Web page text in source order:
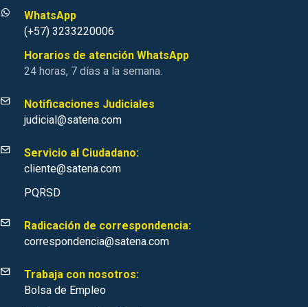
WhatsApp
(+57) 3233220006
Horarios de atención WhatsApp
24 horas, 7 días a la semana.
Notificaciones Judiciales
judicial@satena.com
Servicio al Ciudadano:
cliente@satena.com
PQRSD
Radicación de correspondencia:
correspondencia@satena.com
Trabaja con nosotros:
Bolsa de Empleo